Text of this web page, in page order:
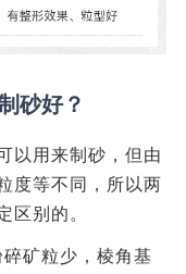
砂好？
以用来制砂，但由
度等不同，所以两
区别的。
矿粒少，棱角基